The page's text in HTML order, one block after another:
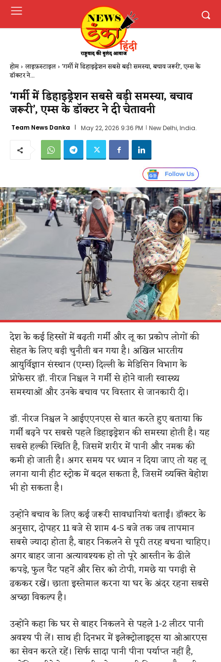
होम लाइफ़स्टाइल 'गर्मी में डिहाइड्रेशन सबसे बड़ी समस्या, बचाव जरूरी', एम्स के
डॉक्टर ने...
‘गर्मी में डिहाइड्रेशन सबसे बड़ी समस्या, बचाव
जरूरी’, एम्स के डॉक्टर ने दी चेतावनी
Team News Danka May 22, 2026 9:36 PM New Delhi, India.
देश के कई हिस्सों में बढ़ती गर्मी और लू का प्रकोप लोगों की
सेहत के लिए बड़ी चुनौती बन गया है। अखिल भारतीय
आयुर्विज्ञान संस्थान (एम्स) दिल्ली के मेडिसिन विभाग के
प्रोफेसर डॉ. नीरज निश्चल ने गर्मी से होने वाली स्वास्थ्य
समस्याओं और उनके बचाव पर विस्तार से जानकारी दी।
डॉ. नीरज निश्चल ने आईएएनएस से बात करते हुए बताया कि
गर्मी बढ़ने पर सबसे पहले डिहाइड्रेशन की समस्या होती है। यह
सबसे हल्की स्थिति है, जिसमें शरीर में पानी और नमक की
कमी हो जाती है। अगर समय पर ध्यान न दिया जाए तो यह लू
लगना यानी हीट स्ट्रोक में बदल सकता है, जिसमें व्यक्ति बेहोश
भी हो सकता है।
उन्होंने बचाव के लिए कई जरूरी सावधानियां बताईं। डॉक्टर के
अनुसार, दोपहर 11 बजे से शाम 4-5 बजे तक जब तापमान
सबसे ज्यादा होता है, बाहर निकलने से पूरी तरह बचना चाहिए।
अगर बाहर जाना अत्यावश्यक हो तो पूरे आस्तीन के ढीले
कपड़े, फुल पैंट पहनें और सिर को टोपी, गमछे या पगड़ी से
ढककर रखें। छाता इस्तेमाल करना या घर के अंदर रहना सबसे
अच्छा विकल्प है।
उन्होंने कहा कि घर से बाहर निकलने से पहले 1-2 लीटर पानी
अवश्य पी लें। साथ ही दिनभर में इलेक्ट्रोलाइट्स या ओआरएस
का सेवन करते रहें। सिर्फ सादा पानी पीना पर्याप्त नहीं है,